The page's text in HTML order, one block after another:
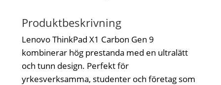
Produktbeskrivning
Lenovo ThinkPad X1 Carbon Gen 9
kombinerar hög prestanda med en ultralätt
och tunn design. Perfekt för
yrkesverksamma, studenter och företag som